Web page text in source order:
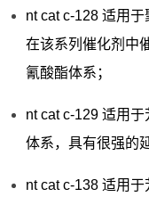
nt cat c-128 适用于
在该系列催化剂中
氰酸酯体系；
nt cat c-129 适用
体系，具有很强的
nt cat c-138 适用